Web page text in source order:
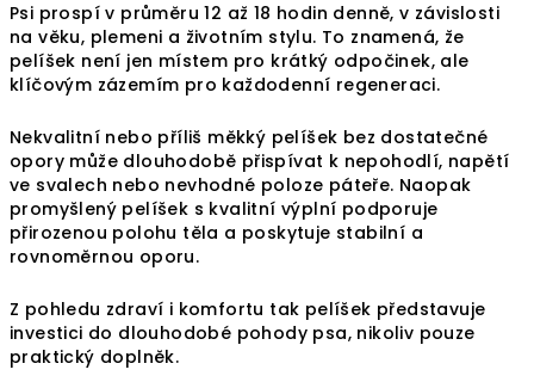
Psi prospí v průměru 12 až 18 hodin denně, v závislosti
na věku, plemeni a životním stylu. To znamená, že
pelíšek není jen místem pro krátký odpočinek, ale
klíčovým zázemím pro každodenní regeneraci.
Nekvalitní nebo příliš měkký pelíšek bez dostatečné
opory může dlouhodobě přispívat k nepohodlí, napětí
ve svalech nebo nevhodné poloze páteře. Naopak
promyšlený pelíšek s kvalitní výplní podporuje
přirozenou polohu těla a poskytuje stabilní a
rovnoměrnou oporu.
Z pohledu zdraví i komfortu tak pelíšek představuje
investici do dlouhodobé pohody psa, nikoliv pouze
praktický doplněk.